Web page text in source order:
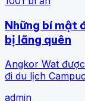
Những bí mật
bị lãng quên
Angkor Wat
đi du lịch
admin